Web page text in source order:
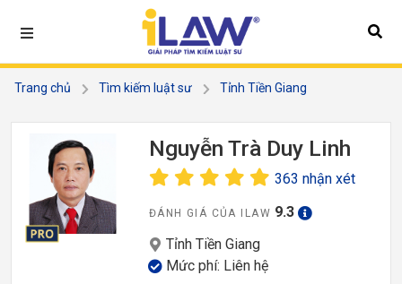
Trang chủ Tìm kiếm luật sư
Tỉnh Tiền Giang
Nguyễn Trà Duy Linh
363 nhận xét
ĐÁNH GIÁ CỦA ILAW 9.3
Tỉnh Tiền Giang
Mức phí: Liên hệ